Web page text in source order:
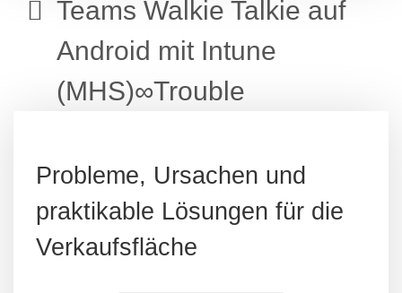
Teams Walkie Talkie auf
Android mit Intune
(MHS)∞Trouble
Probleme, Ursachen und
praktikable Lösungen für die
Verkaufsfläche